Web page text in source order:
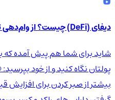
دیفای (DeFi) چیست؟ از وام‌دهی تا کسب درآمد
شاید برای شما هم پیش آمده که
پولتان نگاه کنید و از خود بپرسید:
بیشتر از صبر کردن برای افزایش